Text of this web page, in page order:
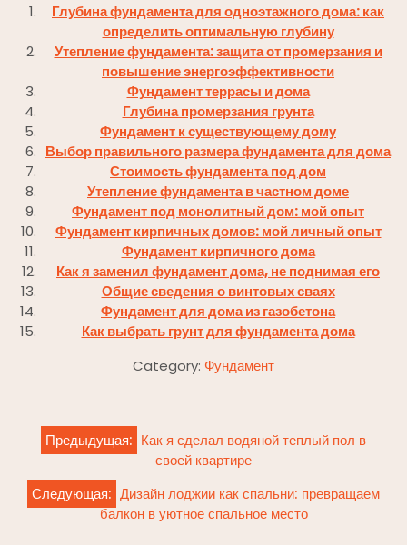
Глубина фундамента для одноэтажного дома: как
определить оптимальную глубину
Утепление фундамента: защита от промерзания и
повышение энергоэффективности
Фундамент террасы и дома
Глубина промерзания грунта
Фундамент к существующему дому
Выбор правильного размера фундамента для дома
Стоимость фундамента под дом
Утепление фундамента в частном доме
Фундамент под монолитный дом: мой опыт
Фундамент кирпичных домов: мой личный опыт
Фундамент кирпичного дома
Как я заменил фундамент дома, не поднимая его
Общие сведения о винтовых сваях
Фундамент для дома из газобетона
Как выбрать грунт для фундамента дома
Category: Фундамент
Навигация
записям
Предыдущая: Как я сделал водяной теплый пол в
своей квартире
Следующая: Дизайн лоджии как спальни: превращаем
балкон в уютное спальное место